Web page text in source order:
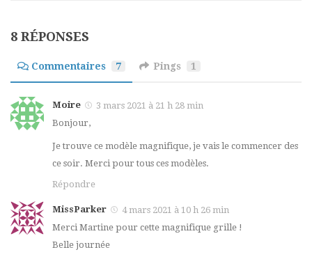
8 RÉPONSES
Commentaires 7 Pings 1
Moire
3 mars 2021 à 21 h 28 min
Bonjour,
Je trouve ce modèle magnifique, je vais le commencer des
ce soir. Merci pour tous ces modèles.
Répondre
MissParker
4 mars 2021 à 10 h 26 min
Merci Martine pour cette magnifique grille !
Belle journée